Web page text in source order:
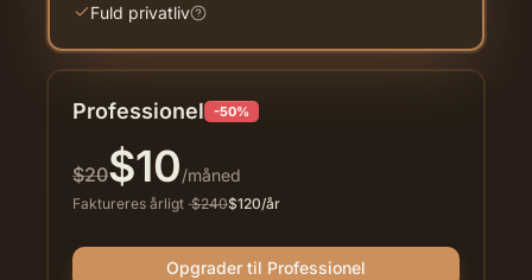
Professionel -50%
$20$10/måned
Faktureres årligt ·$240$120/år
Opgrader til Professionel
Fuld privatliv